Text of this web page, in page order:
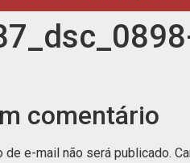
comentário
de e-mail não será publicado.